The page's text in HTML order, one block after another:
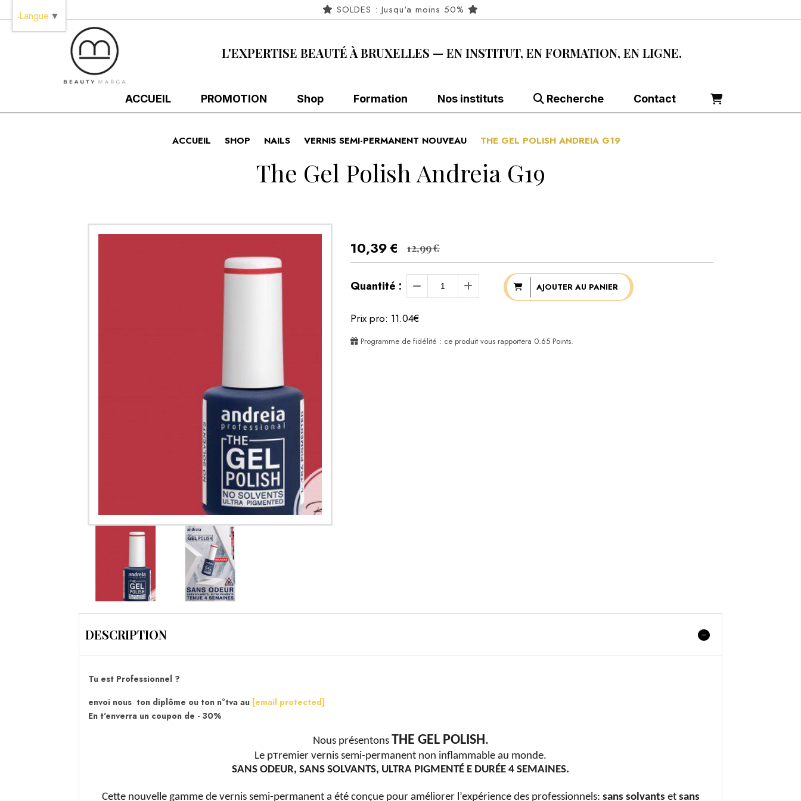
SOLDES : Jusqu'a moins 50%
L'EXPERTISE BEAUTÉ À BRUXELLES — EN INSTITUT, EN FORMATION, EN LIGNE.
ACCUEIL PROMOTION Shop Formation Nos instituts Recherche Contact
ACCUEIL SHOP NAILS VERNIS SEMI-PERMANENT NOUVEAU THE GEL POLISH ANDREIA G19
The Gel Polish Andreia G19
10,39€ 12,99€
Quantité : AJOUTER AU PANIER
Prix pro: 11.04€
Programme de fidélité : ce produit vous rapportera 0.65Points.
DESCRIPTION
Tu est Professionnel ?
envoi nous ton diplôme ou ton n°tva au [email protected]
En t'enverra un coupon de - 30%
Nous présentons THE GEL POLISH.
Le pTremier vernis semi-permanent non inflammable au monde.
SANS ODEUR, SANS SOLVANTS, ULTRA PIGMENTÉ E DURÉE 4 SEMAINES.
Cette nouvelle gamme de vernis semi-permanent a été conçue pour améliorer l’expérience des professionnels: sans solvants et sans
Langue ▼